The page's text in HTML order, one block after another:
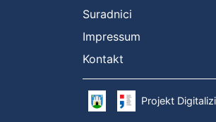
Suradnici
Impressum
Kontakt
Projekt